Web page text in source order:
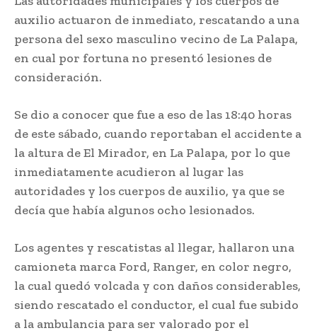
auxilio actuaron de inmediato, rescatando a una
persona del sexo masculino vecino de La Palapa,
en cual por fortuna no presentó lesiones de
consideración.
Se dio a conocer que fue a eso de las 18:40 horas
de este sábado, cuando reportaban el accidente a
la altura de El Mirador, en La Palapa, por lo que
inmediatamente acudieron al lugar las
autoridades y los cuerpos de auxilio, ya que se
decía que había algunos ocho lesionados.
Los agentes y rescatistas al llegar, hallaron una
camioneta marca Ford, Ranger, en color negro,
la cual quedó volcada y con daños considerables,
siendo rescatado el conductor, el cual fue subido
a la ambulancia para ser valorado por el